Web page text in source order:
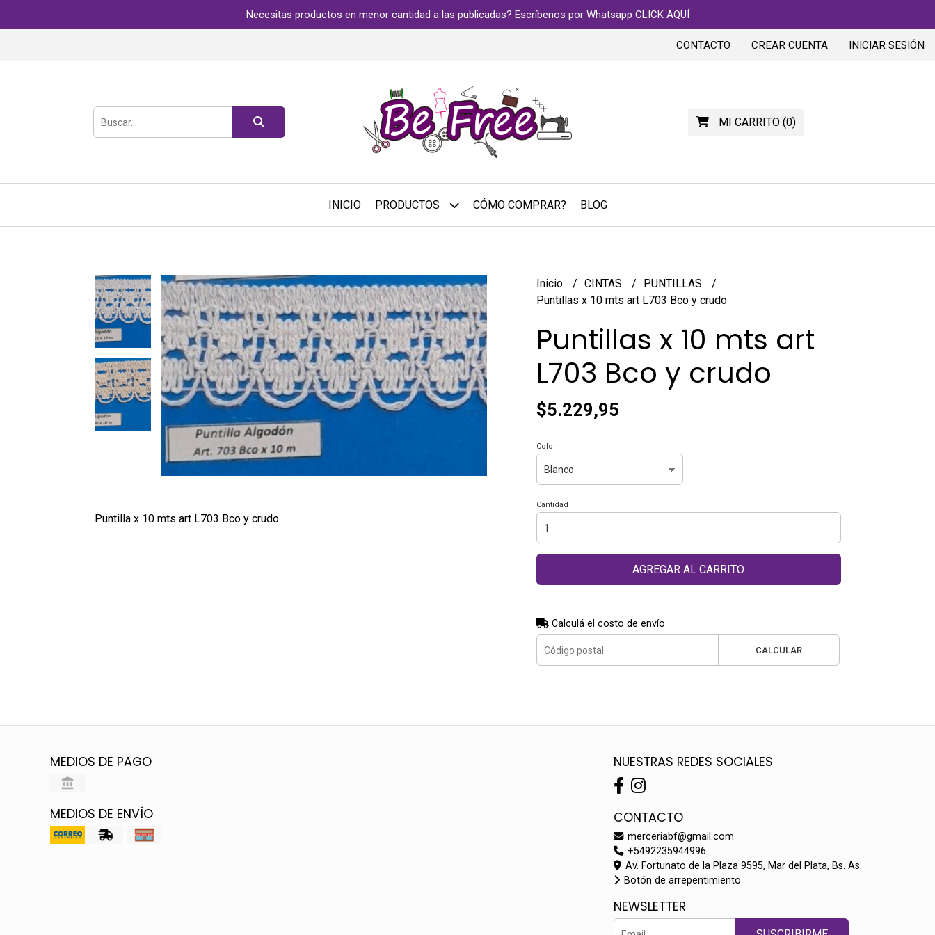
Necesitas productos en menor cantidad a las publicadas? Escríbenos por Whatsapp CLICK AQUÍ
CONTACTO CREAR CUENTA INICIAR SESIÓN
MI CARRITO(0)
INICIO PRODUCTOS CÓMO COMPRAR? BLOG
Puntilla x 10 mts art L703 Bco y crudo
Inicio CINTAS
PUNTILLAS
Puntillas x 10 mts art L703 Bco y crudo
Puntillas x 10 mts art
L703 Bco y crudo
$5.229,95
Color
Cantidad
AGREGAR AL CARRITO
Calculá el costo de envío
CALCULAR
MEDIOS DE PAGO
MEDIOS DE ENVÍO
NUESTRAS REDES SOCIALES
CONTACTO
merceriabf@gmail.com
+5492235944996
Av. Fortunato de la Plaza 9595, Mar del Plata, Bs. As.
Botón de arrepentimiento
NEWSLETTER